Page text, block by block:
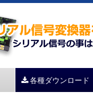
各種ダウンロード